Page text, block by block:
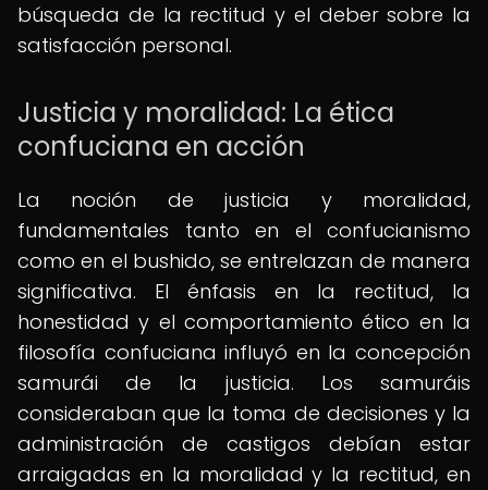
búsqueda de la rectitud y el deber sobre la
satisfacción personal.
Justicia y moralidad: La ética
confuciana en acción
La noción de justicia y moralidad,
fundamentales tanto en el confucianismo
como en el bushido, se entrelazan de manera
significativa. El énfasis en la rectitud, la
honestidad y el comportamiento ético en la
filosofía confuciana influyó en la concepción
samurái de la justicia. Los samuráis
consideraban que la toma de decisiones y la
administración de castigos debían estar
arraigadas en la moralidad y la rectitud, en